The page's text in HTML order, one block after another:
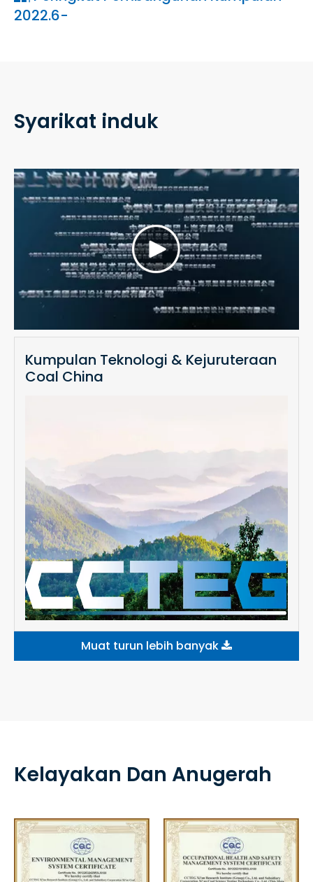
2022.6-
Syarikat induk
Kumpulan Teknologi & Kejuruteraan
Coal China
Muat turun lebih banyak
Kelayakan Dan Anugerah